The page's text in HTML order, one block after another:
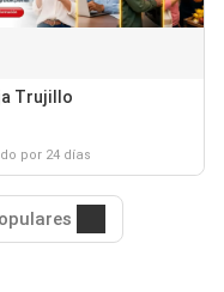
Trujillo
por 24 días